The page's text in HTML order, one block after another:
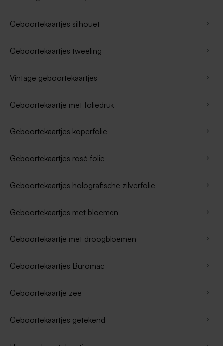
Geboortekaartjes silhouet
Geboortekaartjes tweeling
Vintage geboortekaartjes
Geboortekaartje met foliedruk
Geboortekaartjes koperfolie
Geboortekaartjes rosé folie
Geboortekaartjes holografische zilverfolie
Geboortekaartjes met bloemen
Geboortekaartje met droogbloemen
Geboortekaartjes Buromac
Geboortekaartje zee
Geboortekaartjes getekend